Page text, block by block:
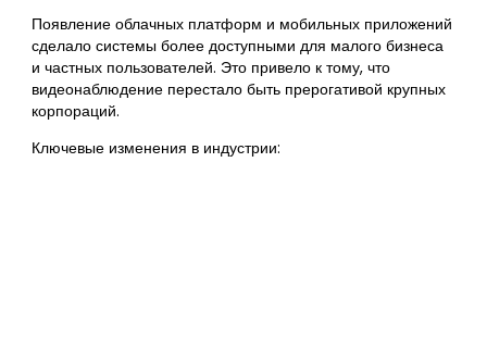
Появление облачных платформ и мобильных приложений
сделало системы более доступными для малого бизнеса
и частных пользователей. Это привело к тому, что
видеонаблюдение перестало быть прерогативой крупных
корпораций.
Ключевые изменения в индустрии: